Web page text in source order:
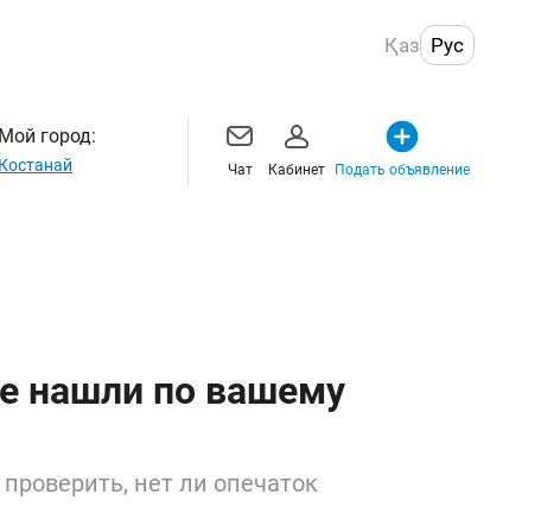
Қаз Рус
Мой город:
Костанай Чат Кабинет Подать объявление
нашли по вашему
нет ли опечаток